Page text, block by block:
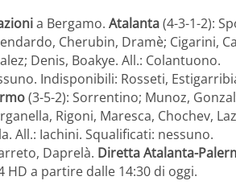
a Bergamo. Atalanta(4-3-1-2):
Cherubin, Dramè; Cigarini,
Denis, Boakye. All.: Colantuono.
Indisponibili: Rosseti,
(3-5-2): Sorrentino; Munoz,
Rigoni, Maresca, Chochev,
All.: Iachini. Squalificati: nessuno.
Daprelà. Diretta Atalanta-
HD a partire dalle 14:30 di oggi.